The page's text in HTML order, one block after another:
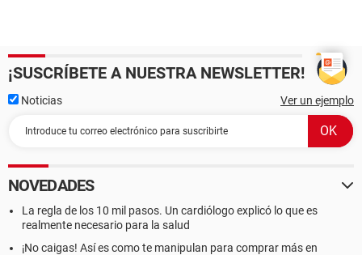
¡SUSCRÍBETE A NUESTRA NEWSLETTER!
Noticias Ver un ejemplo
NOVEDADES
La regla de los 10 mil pasos. Un cardiólogo explicó lo que es
realmente necesario para la salud
¡No caigas! Así es como te manipulan para comprar más en